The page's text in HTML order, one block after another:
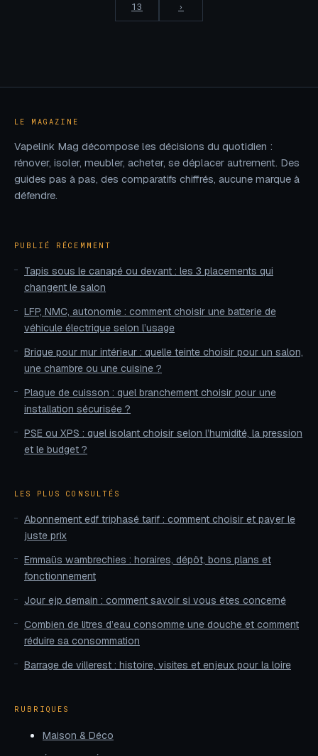
13 ›
LE MAGAZINE
Vapelink Mag décompose les décisions du quotidien :
rénover, isoler, meubler, acheter, se déplacer autrement. Des
guides pas à pas, des comparatifs chiffrés, aucune marque à
défendre.
PUBLIÉ RÉCEMMENT
Tapis sous le canapé ou devant : les 3 placements qui
changent le salon
LFP, NMC, autonomie : comment choisir une batterie de
véhicule électrique selon l’usage
Brique pour mur intérieur : quelle teinte choisir pour un salon,
une chambre ou une cuisine ?
Plaque de cuisson : quel branchement choisir pour une
installation sécurisée ?
PSE ou XPS : quel isolant choisir selon l’humidité, la pression
et le budget ?
LES PLUS CONSULTÉS
Abonnement edf triphasé tarif : comment choisir et payer le
juste prix
Emmaüs wambrechies : horaires, dépôt, bons plans et
fonctionnement
Jour ejp demain : comment savoir si vous êtes concerné
Combien de litres d’eau consomme une douche et comment
réduire sa consommation
Barrage de villerest : histoire, visites et enjeux pour la loire
RUBRIQUES
Maison & Déco